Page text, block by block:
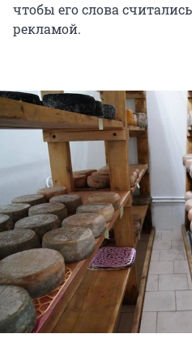
чтобы его слова
рекламой.